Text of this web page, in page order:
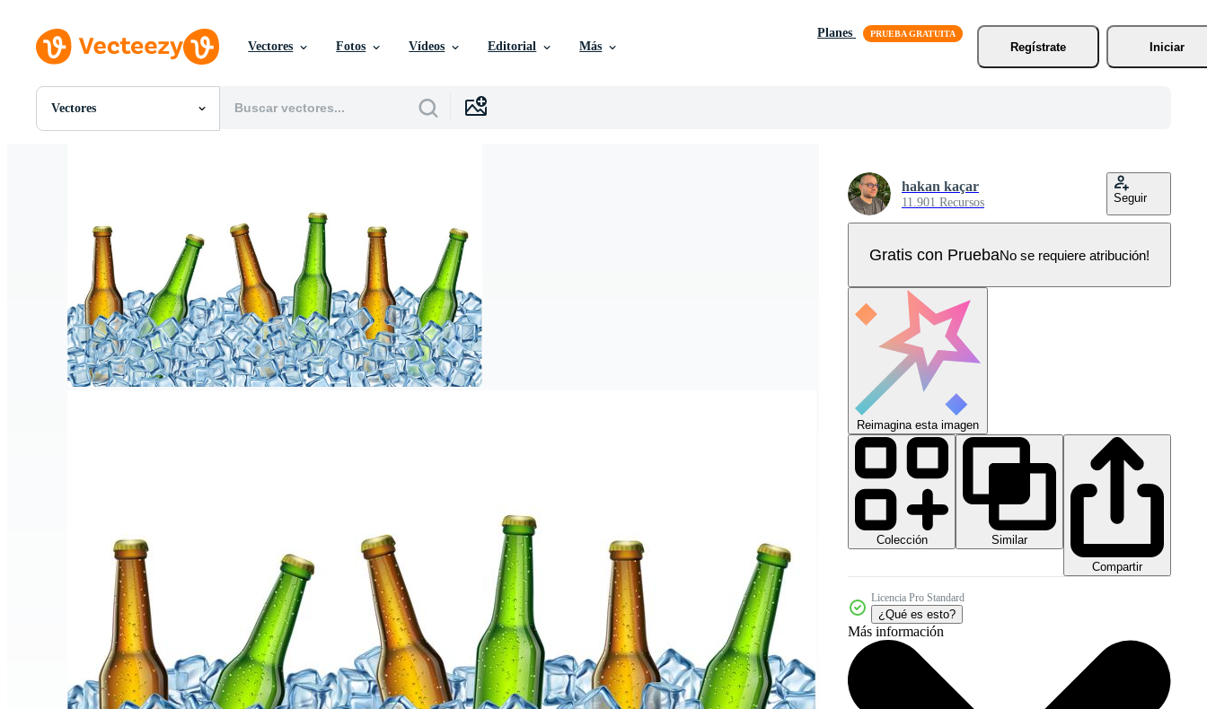
Vectores Fotos Vídeos Editorial Más
Planes
Regístrate
Iniciar
Vectores
Todas Imágenes
Plantillas
Vectores
Videos
Gráficos en Movimiento
Imágenes Editoriales
Eventos Editoriales
hakan kaçar
11.901 Recursos Seguir
Gratis con PruebaNo se requiere atribución!
Reimagina esta imagen
Colección
Similar
Compartir
Licencia Pro Standard
¿Qué es esto?
Más información